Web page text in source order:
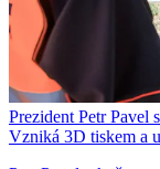
Prezident Petr Pavel
Vzniká 3D tiskem a